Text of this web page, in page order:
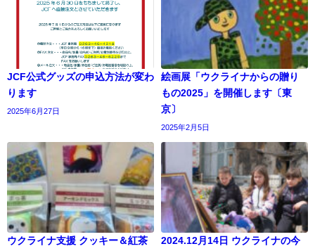
JCF公式グッズの申込方法が変わ
ります
2025年6月27日
絵画展「ウクライナからの贈り
もの2025」を開催します〔東
京〕
2025年2月5日
ウクライナ支援 クッキー＆紅茶
2024.12月14日 ウクライナの今